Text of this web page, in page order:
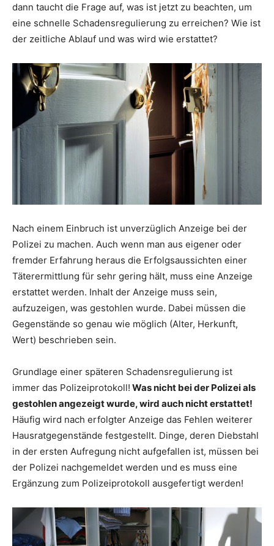
dann taucht die Frage auf, was ist jetzt zu beachten, um
eine schnelle Schadensregulierung zu erreichen? Wie ist
der zeitliche Ablauf und was wird wie erstattet?
Nach einem Einbruch ist unverzüglich Anzeige bei der
Polizei zu machen. Auch wenn man aus eigener oder
fremder Erfahrung heraus die Erfolgsaussichten einer
Täterermittlung für sehr gering hält, muss eine Anzeige
erstattet werden. Inhalt der Anzeige muss sein,
aufzuzeigen, was gestohlen wurde. Dabei müssen die
Gegenstände so genau wie möglich (Alter, Herkunft,
Wert) beschrieben sein.
Grundlage einer späteren Schadensregulierung ist
immer das Polizeiprotokoll! Was nicht bei der Polizei als
gestohlen angezeigt wurde, wird auch nicht erstattet!
Häufig wird nach erfolgter Anzeige das Fehlen weiterer
Hausratgegenstände festgestellt. Dinge, deren Diebstahl
in der ersten Aufregung nicht aufgefallen ist, müssen bei
der Polizei nachgemeldet werden und es muss eine
Ergänzung zum Polizeiprotokoll ausgefertigt werden!